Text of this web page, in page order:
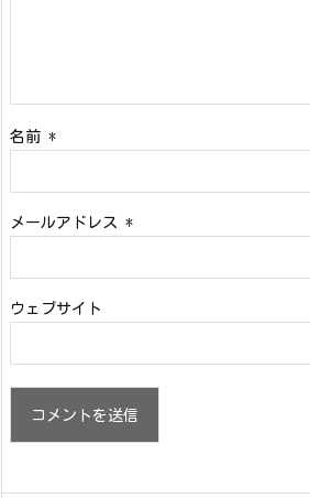
名前 *
メールアドレス *
ウェブサイト